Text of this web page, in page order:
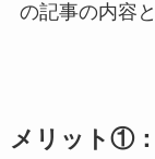
の記事の内容
メリット①